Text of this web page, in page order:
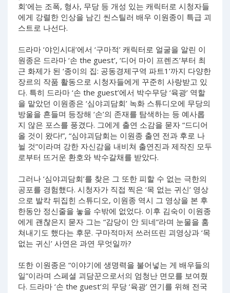
회’에는 조폭, 형사, 무당 등 개성 있는 캐릭터로 시청자들
에게 강렬한 인상을 남긴 씬스틸러 배우 이원종이 특급 괴
스트로 나선다.
드라마 ‘야인시대’에서 ‘구마적’ 캐릭터로 얼굴을 알린 이
원종은 드라마 ‘손 the guest’, ‘디어 마이 프렌즈’부터 최
근 화제가 된 ‘종이의 집: 공동경제구역 파트1’까지 다양한
장르의 작품 활동으로 시청자들에게 꾸준히 사랑받고 있
다. 특히 드라마 ‘손 the guest’에서 박수무당 ‘육광’ 역할
을 맡았던 이원종은 ‘심야괴담회’ 녹화 스튜디오에 무당의
방울을 흔들며 등장해 ‘손’의 존재를 탐색하는 등 예사롭
지 않은 포스를 풍겼다. 그에게 출연 소감을 묻자 “드디어
올 것이 왔다!”, “심야괴담회는 이원종 출연 전과 후로 나
뉠 것”이라며 강한 자신감을 내비쳐 출연진과 제작진 모두
로부터 뜨거운 환호와 박수갈채를 받았다.
그러나 ‘심야괴담회’를 찾은 그 또한 피할 수 없는 극한의
공포를 경험했다. 시청자가 직접 찍은 ‘목 없는 귀신’ 영상
으로 발칵 뒤집힌 스튜디오, 이원종 역시 그 영상을 본 후
한동안 정신줄을 놓을 수밖에 없었다. 이후 김숙이 이원종
에게 괜찮은지 묻자 그는 “감당이 안 되네”라며 눈물을 훔
쳐내기도 했다는 후문. 구마적마저 쓰러뜨린 괴영상과 ‘목
없는 귀신’ 사연은 과연 무엇일까?
또한 이원종은 “이야기에 생명력을 불어넣는 게 배우들의
일”이라며 스페셜 괴담꾼으로서의 엄청난 면모를 보여줬
다. 드라마 ‘손 the guest’의 무당 ‘육광’ 연기를 위해 전국